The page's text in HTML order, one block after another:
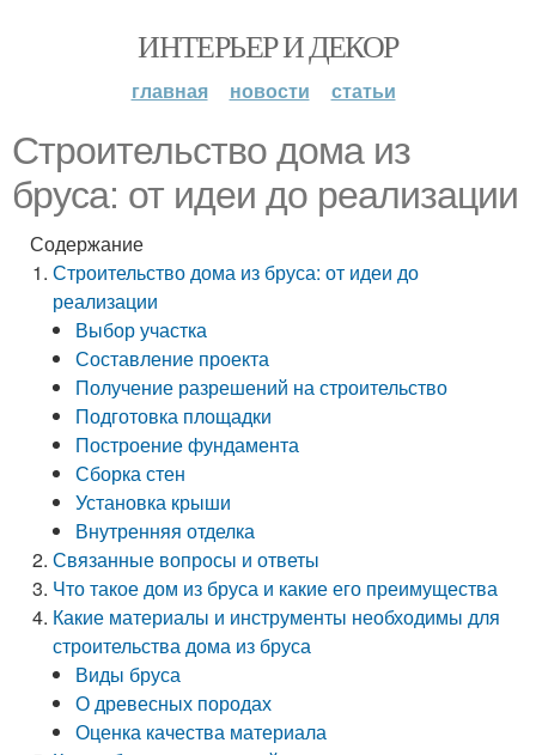
ИНТЕРЬЕР И ДЕКОР
главная новости статьи
Строительство дома из
бруса: от идеи до реализации
Содержание
Строительство дома из бруса: от идеи до
реализации
Выбор участка
Составление проекта
Получение разрешений на строительство
Подготовка площадки
Построение фундамента
Сборка стен
Установка крыши
Внутренняя отделка
Связанные вопросы и ответы
Что такое дом из бруса и какие его преимущества
Какие материалы и инструменты необходимы для
строительства дома из бруса
Виды бруса
О древесных породах
Оценка качества материала